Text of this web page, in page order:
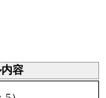
容